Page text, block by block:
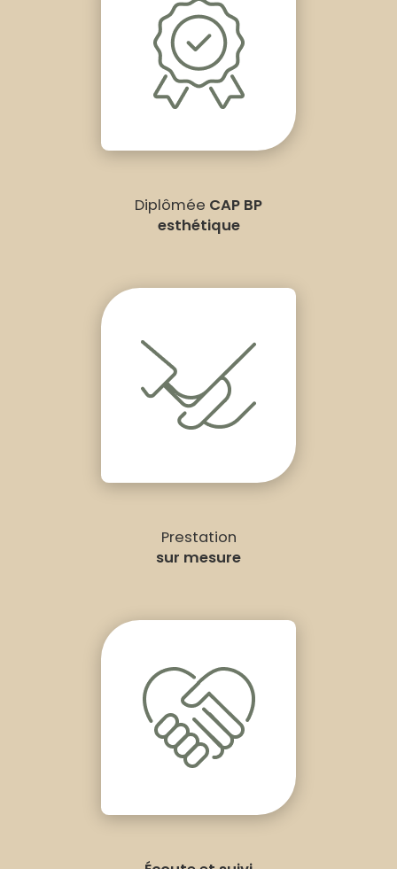
Diplômée CAP BP
esthétique
Prestation
sur mesure